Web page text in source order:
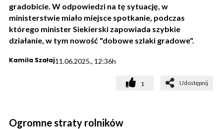
gradobicie. W odpowiedzi na tę sytuację, w
ministerstwie miało miejsce spotkanie, podczas
którego minister Siekierski zapowiada szybkie
działanie, w tym nowość "dobowe szlaki gradowe".
Kamila Szałaj11.06.2025., 12:36h
1 Udostępnij
Ogromne straty rolników